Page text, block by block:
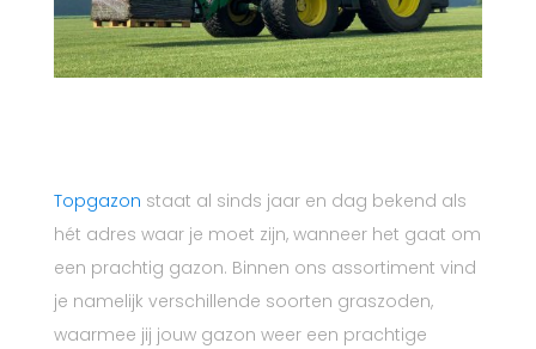
Topgazon staat al sinds jaar en dag bekend als
hét adres waar je moet zijn, wanneer het gaat om
een prachtig gazon. Binnen ons assortiment vind
je namelijk verschillende soorten graszoden,
waarmee jij jouw gazon weer een prachtige